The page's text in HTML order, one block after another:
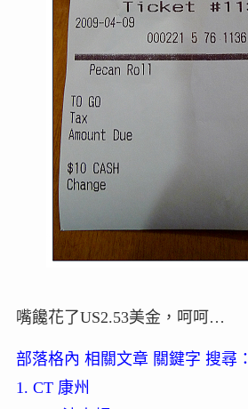
嘴饞花了US2.53美金，呵呵…
部落格內 相關文章 關鍵字 搜尋：
1. CT 康州